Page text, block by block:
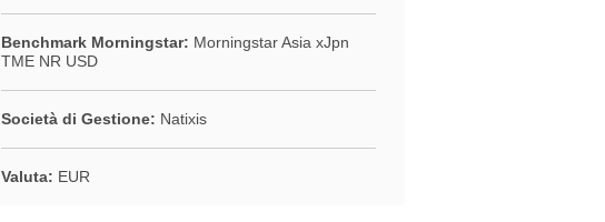
Benchmark Morningstar: Morningstar Asia xJpn
TME NR USD
Società di Gestione: Natixis
Valuta: EUR